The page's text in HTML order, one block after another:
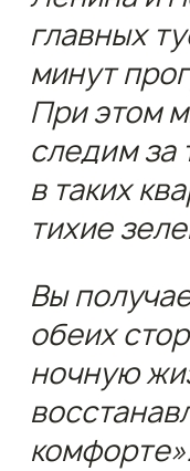
главных
минут
При этом
следим за
в таких
тихие
Вы
обеих
ночную
комфорте».